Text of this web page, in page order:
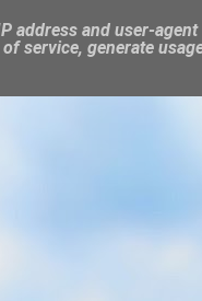
address and user-agent
service, generate